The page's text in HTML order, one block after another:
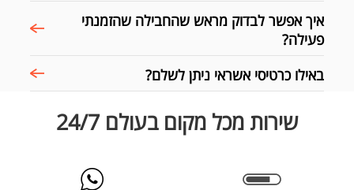
איך אפשר לבדוק מראש שהחבילה שהזמנתי
פעילה?
באילו כרטיסי אשראי ניתן לשלם?
שירות מכל מקום בעולם 24/7